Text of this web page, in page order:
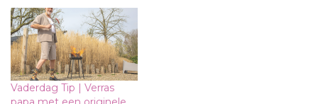
Vaderdag Tip | Verras